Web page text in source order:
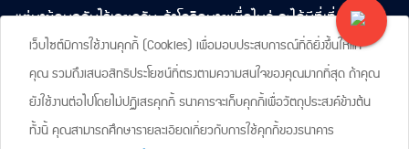
แต่หาข้อมูลกันไว้เลยครับ ถ้าโควิดหายเมื่อไหร่ จะได้มีที่เที่ยวพัก
ผ่อนกัน
ข้อมูลจาก google ปรากฎ 5 จังหวัดที่มีคน ค้นหามากที่สุด
เว็บไซต์มีการใช้งานคุกกี้ (Cookies) เพื่อมอบประสบการณ์ที่ดียิ่งขึ้นให้แก่
คุณ รวมถึงเสนอสิทธิประโยชน์ที่ตรงตามความสนใจของคุณมากที่สุด ถ้าคุณ
ยังใช้งานต่อไปโดยไม่ปฏิเสธคุกกี้ ธนาคารจะเก็บคุกกี้เพื่อวัตถุประสงค์ข้างต้น
ทั้งนี้ คุณสามารถศึกษารายละเอียดเกี่ยวกับการใช้คุกกี้ของธนาคาร